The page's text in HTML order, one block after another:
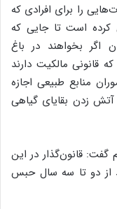
را برای افرادی که
است تا جایی که
اگر بخواهند در باغ
مالکیت دارند
منابع طبیعی اجازه
زدن بقایای گیاهی
قانون‌گذار در این
از دو تا سه سال حبس